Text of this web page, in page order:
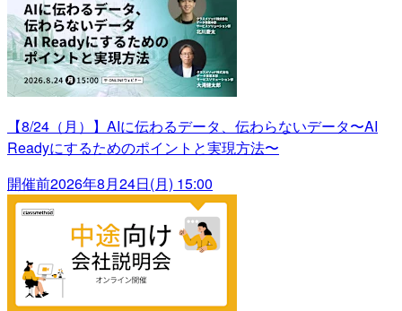
【8/24（月）】AIに伝わるデータ、伝わらないデータ〜AI
Readyにするためのポイントと実現方法〜
開催前2026年8月24日(月) 15:00